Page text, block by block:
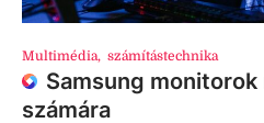
Multimédia, számítástechnika
Samsung
számára